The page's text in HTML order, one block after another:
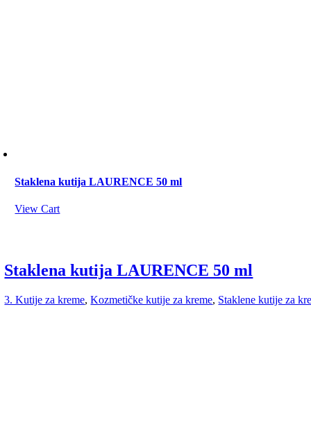
Staklena kutija LAURENCE 50 ml
View Cart
Staklena kutija LAURENCE 50 ml
3. Kutije za kreme,Kozmetičke kutije za kreme, Staklene kutije za